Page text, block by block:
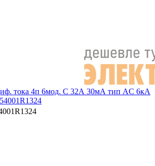
тока 4п 6мод. C 32А 30мА тип AC 6кА